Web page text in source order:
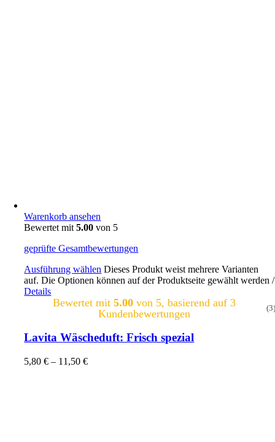
Warenkorb ansehen
Bewertet mit5.00 von 5
geprüfte Gesamtbewertungen
Ausführung wählen Dieses Produkt weist mehrere Varianten
auf. Die Optionen können auf der Produktseite gewählt werden/
Details
Bewertet mit 5.00von 5, basierend auf 3
Kundenbewertungen
(3)
Lavita Wäscheduft: Frisch spezial
5,80€ – 11,50€